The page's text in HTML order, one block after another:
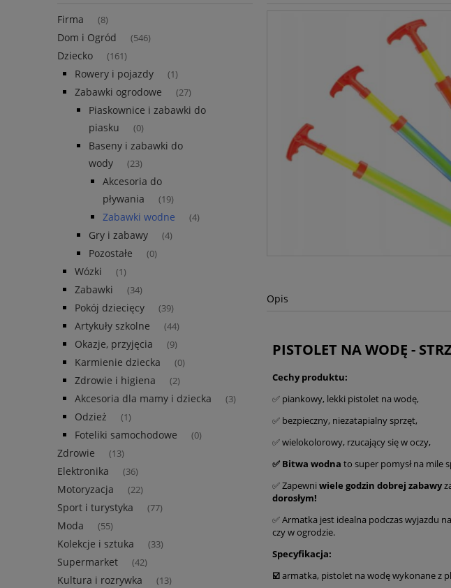
Firma (8)
Dom i Ogród (546)
Dziecko (161)
Rowery i pojazdy (1)
Zabawki ogrodowe (27)
Piaskownice i zabawki do
piasku
(0)
Baseny i zabawki do
wody
(23)
Akcesoria do
pływania
(19)
Zabawki wodne (4)
Gry i zabawy (4)
Pozostałe (0)
Wózki (1)
Zabawki (34)
Pokój dziecięcy (39)
Artykuły szkolne (44)
Okazje, przyjęcia (9)
Karmienie dziecka (0)
Zdrowie i higiena (2)
Akcesoria dla mamy i dziecka (3)
Odzież (1)
Foteliki samochodowe (0)
Zdrowie (13)
Elektronika (36)
Motoryzacja (22)
Sport i turystyka (77)
Moda (55)
Kolekcje i sztuka (33)
Supermarket (42)
Kultura i rozrywka (13)
Opis
PISTOLET NA WODĘ -
Cechy produktu:
✅ piankowy, lekki pistolet na wodę,
✅ bezpieczny, niezatapialny sprzęt,
✅ wielokolorowy, rzucający się w oczy,
✅ Bitwa wodna to super pomysł na mile
✅ Zapewni wiele godzin dobrej zabawy
dorosłym!
✅ Armatka jest idealna podczas wyjazdu
czy w ogrodzie.
Specyfikacja:
☑️armatka, pistolet na wodę wykonane z